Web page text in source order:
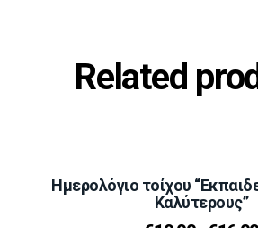
Related
Ημερολόγιο τοίχου
Καλύτερους”